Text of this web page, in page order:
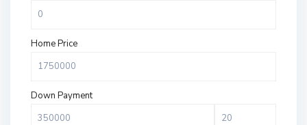
Home Price
Down Payment